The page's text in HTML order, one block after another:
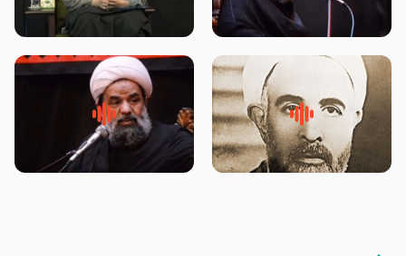
روضه جانسوز پاره های جگر امام
حسن مجتبی علیه السلام-حجت
لقب حضرت رقیه سلام الله علیها به
چه معناست – حجت الاسلام علوی
روضه‌ی مجلس یزید ملعون و
اسارت اهل‌بیت علیهم‌السلام –
سلام جوانی که امام حسین علیه
السلام خودش جوابش را دادند